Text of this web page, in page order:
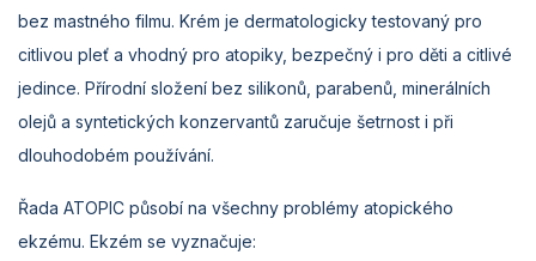
bez mastného filmu. Krém je dermatologicky testovaný pro
citlivou pleť a vhodný pro atopiky, bezpečný i pro děti a citlivé
jedince. Přírodní složení bez silikonů, parabenů, minerálních
olejů a syntetických konzervantů zaručuje šetrnost i při
dlouhodobém používání.
Řada ATOPIC působí na všechny problémy atopického
ekzému. Ekzém se vyznačuje: